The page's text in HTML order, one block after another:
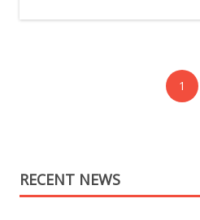
1
RECENT NEWS